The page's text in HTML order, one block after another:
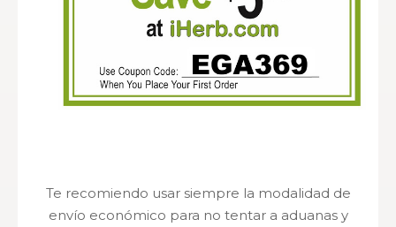
Te recomiendo usar siempre la modalidad de
envío económico para no tentar a aduanas y